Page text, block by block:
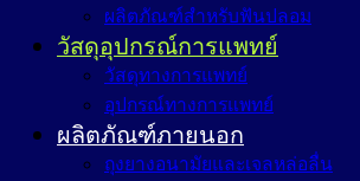
ผลิตภัณฑ์สำหรับฟันปลอม
วัสดุอุปกรณ์การแพทย์
วัสดุทางการแพทย์
อุปกรณ์ทางการแพทย์
ผลิตภัณฑ์ภายนอก
ถุงยางอนามัยและเจลหล่อลื่น